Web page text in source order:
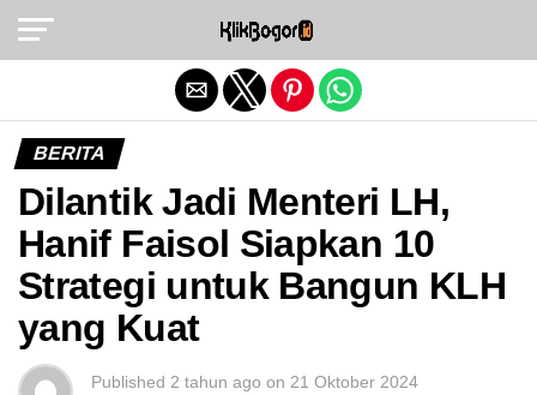
BERITA
Dilantik Jadi Menteri LH,
Hanif Faisol Siapkan 10
Strategi untuk Bangun KLH
yang Kuat
Published 2 tahun ago on 21 Oktober 2024
Exit mobile version